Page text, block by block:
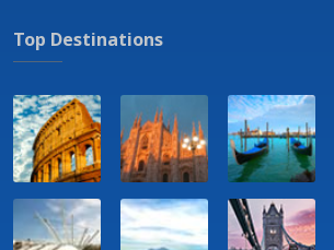
Top Destinations